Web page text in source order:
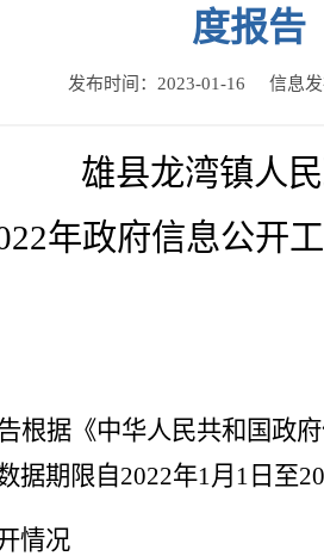
度报告
发布时间：2023-01-16 信息发
雄县龙湾镇人
年政府信息公开
根据《中华人民共和国政
据期限自2022年1月1日至
情况